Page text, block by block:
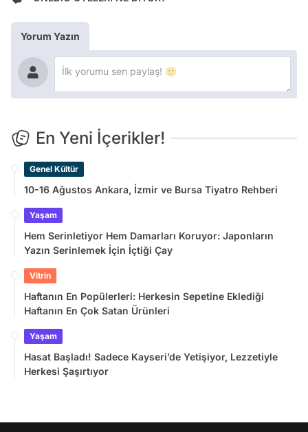
Yorum Yazın
En Yeni İçerikler!
Genel Kültür
10-16 Ağustos Ankara, İzmir ve Bursa Tiyatro Rehberi
Yaşam
Hem Serinletiyor Hem Damarları Koruyor: Japonların
Yazın Serinlemek İçin İçtiği Çay
Vitrin
Haftanın En Popülerleri: Herkesin Sepetine Eklediği
Haftanın En Çok Satan Ürünleri
Yaşam
Hasat Başladı! Sadece Kayseri’de Yetişiyor, Lezzetiyle
Herkesi Şaşırtıyor